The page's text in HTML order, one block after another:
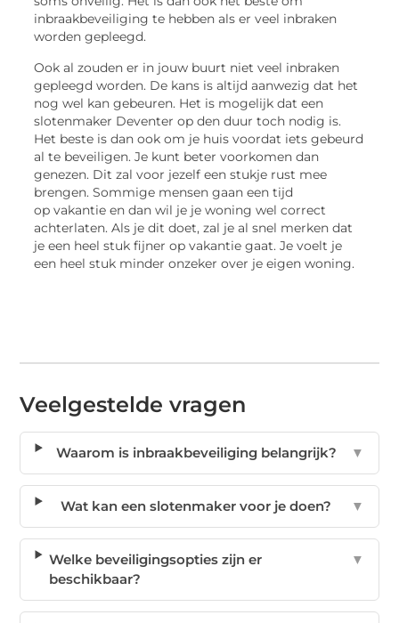
inbraakbeveiliging te hebben als er veel inbraken
worden gepleegd.
Ook al zouden er in jouw buurt niet veel inbraken
gepleegd worden. De kans is altijd aanwezig dat het
nog wel kan gebeuren. Het is mogelijk dat een
slotenmaker Deventer op den duur toch nodig is.
Het beste is dan ook om je huis voordat iets gebeurd
al te beveiligen. Je kunt beter voorkomen dan
genezen. Dit zal voor jezelf een stukje rust mee
brengen. Sommige mensen gaan een tijd
op vakantie en dan wil je je woning wel correct
achterlaten. Als je dit doet, zal je al snel merken dat
je een heel stuk fijner op vakantie gaat. Je voelt je
een heel stuk minder onzeker over je eigen woning.
Veelgestelde vragen
Waarom is inbraakbeveiliging belangrijk? ▼
Wat kan een slotenmaker voor je doen? ▼
Welke beveiligingsopties zijn er
beschikbaar?
▼